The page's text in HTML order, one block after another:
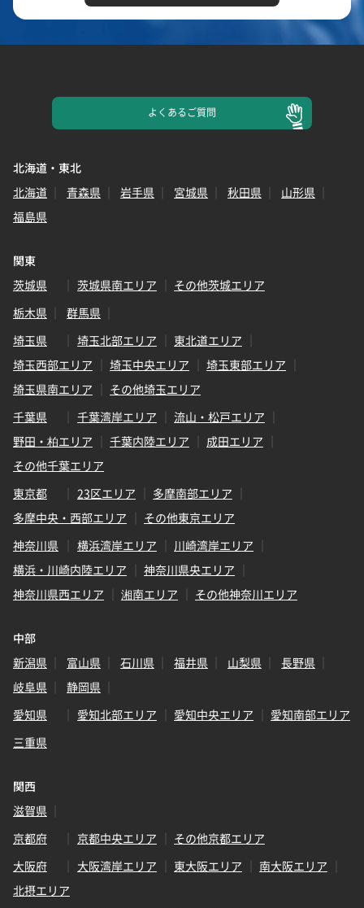
よくあるご質問
北海道・東北
北海道
青森県 岩手県 宮城県 秋田県
山形県
福島県
関東
茨城県
茨城県南エリア
その他茨城エリア
栃木県
群馬県
埼玉県
埼玉北部エリア
東北道エリア
埼玉西部エリア
埼玉中央エリア
埼玉東部エリア
埼玉県南エリア
その他埼玉エリア
千葉県
千葉湾岸エリア
流山・松戸エリア
野田・柏エリア
千葉内陸エリア
成田エリア
その他千葉エリア
東京都
23区エリア
多摩南部エリア
多摩中央・西部エリア
その他東京エリア
神奈川県
横浜湾岸エリア
川崎湾岸エリア
横浜・川崎内陸エリア
神奈川県央エリア
神奈川県西エリア
湘南エリア その他神奈川エリア
中部
新潟県
富山県 石川県 福井県 山梨県
長野県
岐阜県
静岡県
愛知県
愛知北部エリア 愛知中央エリア
愛知南部エリア
三重県
関西
滋賀県
京都府
京都中央エリア
その他京都エリア
大阪府
大阪湾岸エリア 東大阪エリア
南大阪エリア
北摂エリア